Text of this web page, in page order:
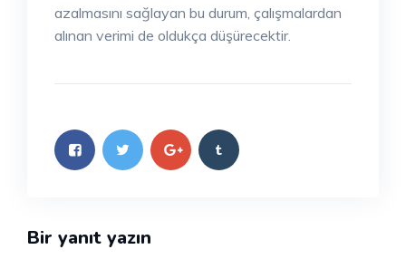
azalmasını sağlayan bu durum, çalışmalardan
alınan verimi de oldukça düşürecektir.
Bir yanıt yazın